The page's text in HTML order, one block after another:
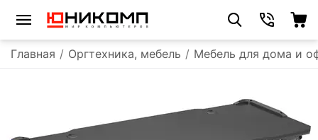
Главная / Оргтехника, мебель / Мебель для дома и